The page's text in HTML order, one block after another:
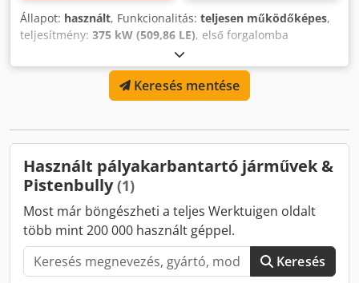
Állapot: használt, Funkcionalitás: teljesen működőképes,
teljesítmény: 375 kW (509,86 LE), első forgalomba
, Gyártási év:
gép/jármű száma:WKU5826MAGL012505, Használt
PistenBully 600 W Polar eladó – 2017 – Azonnal bevethető
Eladásra kínálunk egy használt PistenBully 600 Wide Polar
2018. január, jó műszaki állapotban. A gépet rendszeresen
téli szezonra. Dcedpfxjy Eh Elo Ab Hjk
Keresés mentése
Használt pályakarbantartó járművek &
Pistenbully(1)
Most már böngészheti a teljes Werktuigen oldalt
több mint 200 000 használt géppel.
Keresés